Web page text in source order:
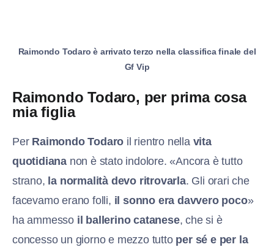
Raimondo Todaro è arrivato terzo nella classifica finale del
Gf Vip
Raimondo Todaro, per prima cosa
mia figlia
Per Raimondo Todaro il rientro nella vita
quotidiana non è stato indolore. «Ancora è tutto
strano, la normalità devo ritrovarla. Gli orari che
facevamo erano folli, il sonno era davvero poco»
ha ammesso il ballerino catanese, che si è
concesso un giorno e mezzo tutto per sé e per la